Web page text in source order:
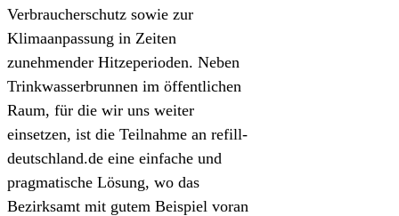
Verbraucherschutz sowie zur
Klimaanpassung in Zeiten
zunehmender Hitzeperioden. Neben
Trinkwasserbrunnen im öffentlichen
Raum, für die wir uns weiter
einsetzen, ist die Teilnahme an refill-
deutschland.de eine einfache und
pragmatische Lösung, wo das
Bezirksamt mit gutem Beispiel voran